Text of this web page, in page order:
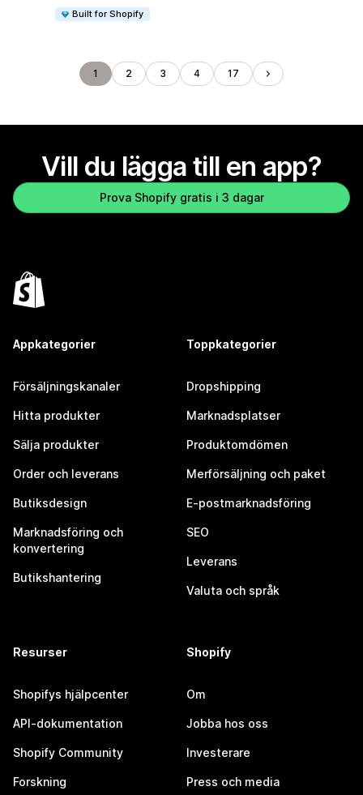
Built for Shopify
1 2 3 4 17
Vill du lägga till en app?
Prova Shopify gratis i 3 dagar
Appkategorier
Försäljningskanaler
Hitta produkter
Sälja produkter
Order och leverans
Butiksdesign
Marknadsföring och
konvertering
Butikshantering
Toppkategorier
Dropshipping
Marknadsplatser
Produktomdömen
Merförsäljning och paket
E-postmarknadsföring
SEO
Leverans
Valuta och språk
Resurser
Shopifys hjälpcenter
API-dokumentation
Shopify Community
Forskning
Shopify
Om
Jobba hos oss
Investerare
Press och media